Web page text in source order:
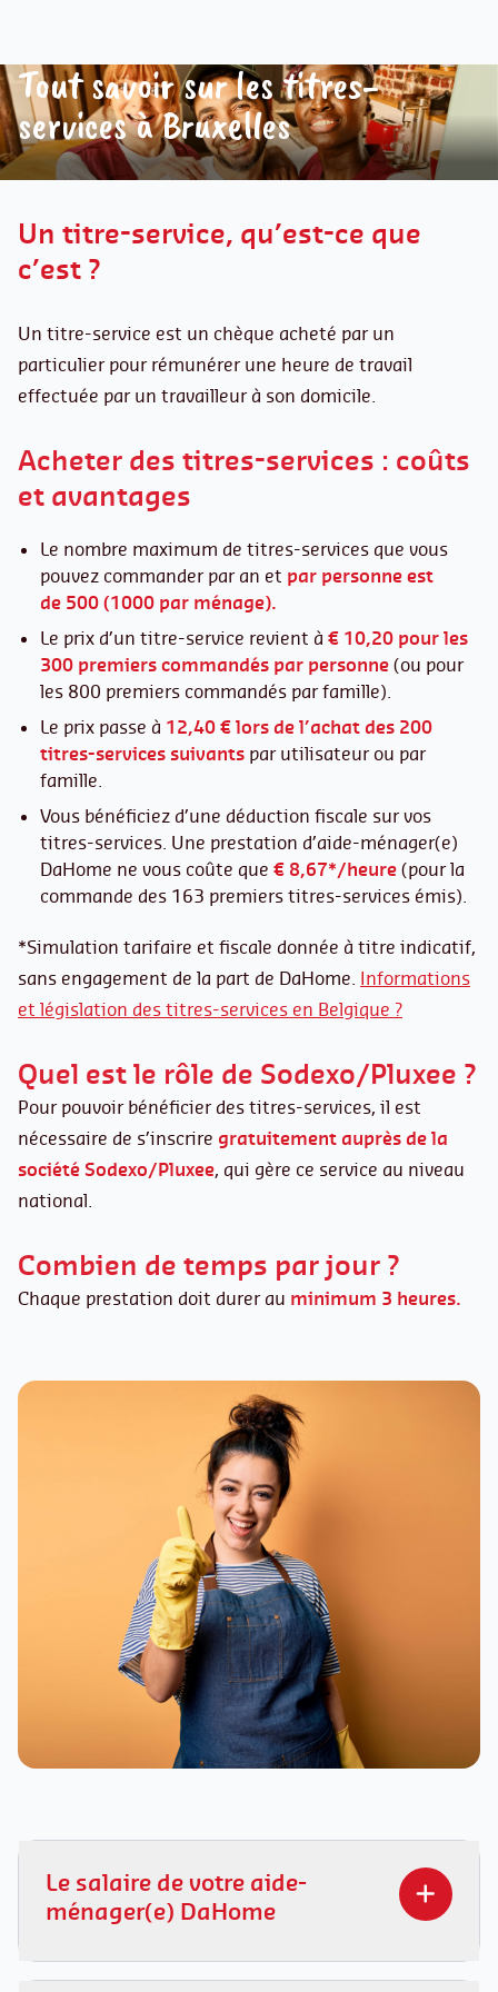
Tout savoir sur les titres-
services à Bruxelles
Un titre-service, qu’est-ce que
c’est ?
Un titre-service est un chèque acheté par un
particulier pour rémunérer une heure de travail
effectuée par un travailleur à son domicile.
Acheter des titres-services : coûts
et avantages
Le nombre maximum de titres-services que vous
pouvez commander par an et par personne est
de 500 (1000 par ménage).
Le prix d’un titre-service revient à € 10,20 pour les
300 premiers commandés par personne (ou pour
les 800 premiers commandés par famille).
Le prix passe à 12,40 € lors de l’achat des 200
titres-services suivants par utilisateur ou par
famille.
Vous bénéficiez d’une déduction fiscale sur vos
titres-services. Une prestation d’aide-ménager(e)
DaHome ne vous coûte que € 8,67*/heure (pour la
commande des 163 premiers titres-services émis).
*Simulation tarifaire et fiscale donnée à titre indicatif,
sans engagement de la part de DaHome. Informations
et législation des titres-services en Belgique ?
Quel est le rôle de Sodexo/Pluxee ?
Pour pouvoir bénéficier des titres-services, il est
nécessaire de s’inscrire gratuitement auprès de la
société Sodexo/Pluxee, qui gère ce service au niveau
national.
Combien de temps par jour ?
Chaque prestation doit durer au minimum 3 heures.
Le salaire de votre aide-
ménager(e) DaHome
Chez DaHome, nos aide-ménager(e)s signent